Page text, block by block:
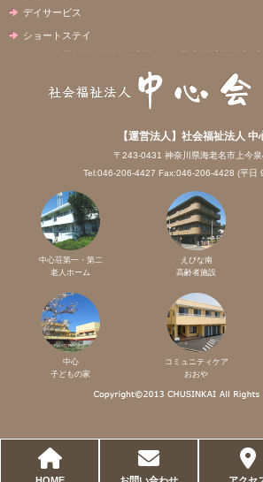
デイサービス
ショートステイ
【運営法人】社会福祉法人 中
〒243-0431 神奈川県海老名市上今泉
Tel:046-206-4427 Fax:046-206-4428 (平日
中心荘第一・第二
老人ホーム
えびな南
高齢者施設
中心
子どもの家
コミュニティケア
おおや